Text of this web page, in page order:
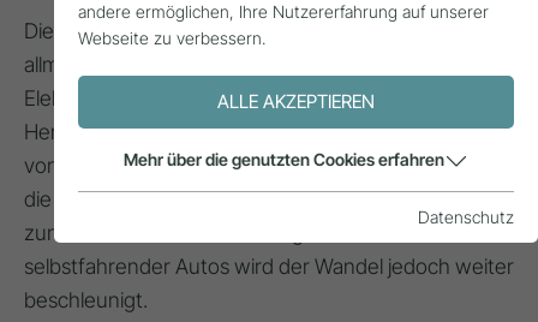
Die Evolution der Mobilität wird insbesondere am
allmählichen Durchbruch bei der Verbreitung von
Elektrofahrzeugen sichtbar. Die größte
Herausforderung stellt immer noch die Reichweite
von Batterien und das Lademanagement dar. Durch
die
Digitalisierungder Verkehrssysteme und die
zunehmende Automatisierung der Mobilität in Form
selbstfahrender Autos wird der Wandel jedoch weiter
beschleunigt.
andere ermöglichen, Ihre Nutzererfahrung auf unserer
Webseite zu verbessern.
ALLE AKZEPTIEREN
Mehr über die genutzten Cookies erfahren
Datenschutz